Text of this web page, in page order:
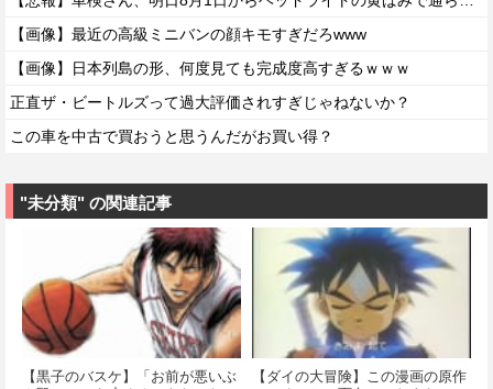
【画像】最近の高級ミニバンの顔キモすぎだろwww
【画像】日本列島の形、何度見ても完成度高すぎるｗｗｗ
正直ザ・ビートルズって過大評価されすぎじゃねないか？
この車を中古で買おうと思うんだがお買い得？
"未分類" の関連記事
【黒子のバスケ】「お前が悪いぶ
【ダイの大冒険】この漫画の原作